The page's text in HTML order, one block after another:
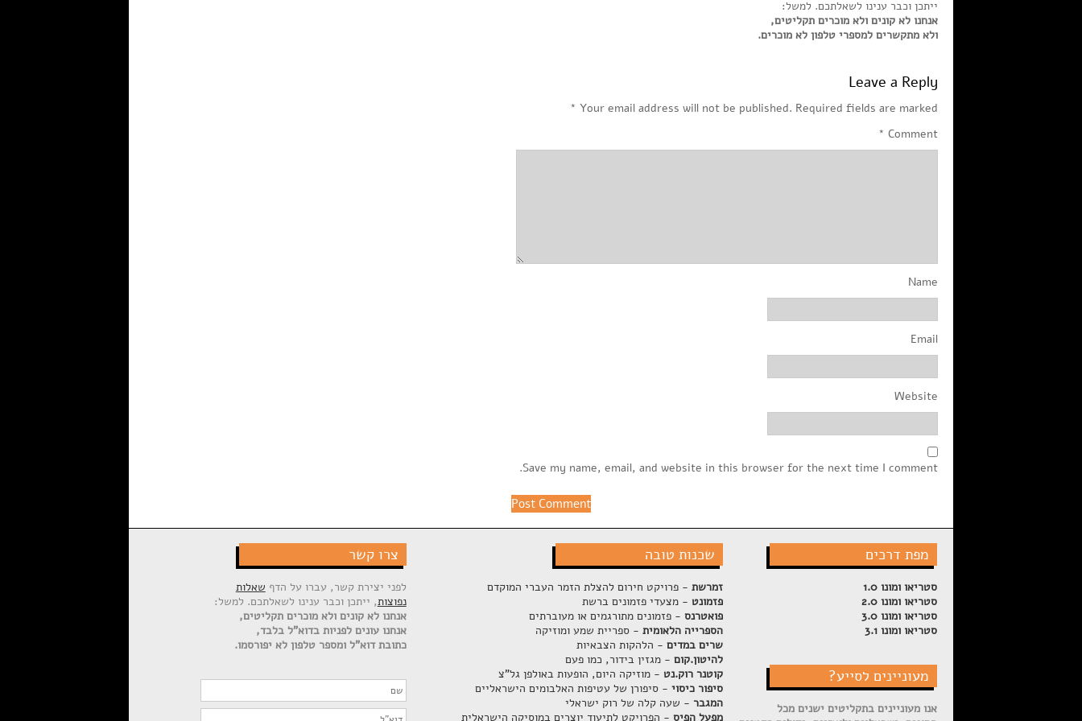
ייתכן וכבר ענינו לשאלתכם. למשל:
אנחנו לא קונים ולא מוכרים תקליטים,
ולא מתקשרים למספרי טלפון לא מוכרים.
Leave a Reply
Your email address will not be published. Required fields are marked
*
Comment
*
Name
Email
Website
Save my name, email, and website in this browser for the next time I comment.
צרו קשר
לפני יצירת קשר, עברו על הדף שאלות
נפוצות, ייתכן וכבר ענינו לשאלתכם. למשל:
אנחנו לא קונים ולא מוכרים תקליטים,
אנחנו עונים לפניות בדוא"ל בלבד,
כתובת דוא"ל ומספר טלפון לא יפורסמו.
מפת דרכים
סטריאו ומונו 1.0
סטריאו ומונו 2.0
סטריאו ומונו 3.0
סטריאו ומונו 3.1
מעוניינים לסייע?
אנו מעוניינים בתקליטים ישנים מכל
שכנות טובה
זמרשת- פרויקט חירום להצלת הזמר העברי המוקדם
פזמונט - מצעדי פזמונים ברשת
פואטרנס- פזמונים מתורגמים או מעוברתים
הספרייה הלאומית- ספריית שמע ומוזיקה
שרים במדים- הלהקות הצבאיות
להיטון.קום- מגזין בידור, כמו פעם
קוטנר רוק.נט - מוזיקה היום, הופעות באולפן גל"צ
סיפור כיסוי- סיפורן של עטיפות האלבומים הישראליים
המגבר- שעה קלה של רוק ישראלי
מפעל הפיס- הפרויקט לתיעוד יוצרים במוסיקה הישראלית